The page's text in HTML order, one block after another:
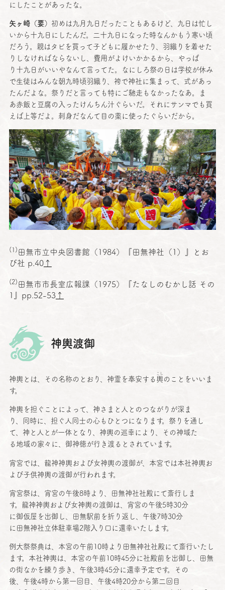
にしたことがあったな。
矢ヶ崎（要） 初めは 九月九日 だったこともあるけど、 九日 は忙し
いから 十九日 にしたんだ。 二十九日 になった時なんかもう寒い頃
だろう。親はタビを買って子どもに履かせたり、 羽織りを着せた
りしなければならないし、 費用 がよけいかかるから、やっぱ
り 十九日 がいいやなんて言ってた。なにしろ祭の日は学校 が休み
で生徒 はみんな朝九時頃羽織り、袴で神社 に集まって、式があっ
たんだよな。祭りだと言っても特にご馳走 もなかったなあ。ま
あ赤飯 と 豆腐 の入ったけんちん汁ぐらいだ。それにサンマでも買
えば 上等 だよ。 刺身だなんて目の薬に使ったぐらいだから。
(1) 田無市立中央図書館 （1984）『 田無神社 （1）』とお
び社 p.40↑
(2) 田無市市長室広報課 （1975）『たなしのむかし話 その
1』pp.52-53↑
神輿渡御
神輿とは、その名称のとおり、 神霊 を奉安する 輿
こし
のことをいいま
す。
神輿を担ぐことによって、神さまと人とのつながりが深ま
り、 同時に、担ぐ 人同士 の心もひとつになります。祭りを通し
て、神と人とが一体となり、 神輿の巡幸 により、その神域た
る 地域の家々に、 御神徳 が行き渡るとされています。
宵宮 では、 龍神神輿および女神輿の渡御 が、 本宮 では本社神輿お
よび子供神輿の渡御 が行われます。
宵宮祭は、 宵宮 の午後8時より、 田無神社社殿にて斎行 しま
す。 龍神神輿および女神輿の渡御 は、 宵宮 の午後5時30分
に御仮屋 を 出御 し、 田無駅前 を折り返し、 午後7時30分
に 田無神社立体駐車場2 階入 り口に 還幸 いたします。
例大祭祭典 は、 本宮 の午前 10時より 田無神社社殿にて斎行 いたし
ます。 本社神輿は、 本宮 の午前 10時45分に 社殿前 を 出御 し、
田無
の街なかを練り歩き、 午後3時45分に 還幸予定 です。その
後、 午後4時から 第一回目 午後4時20分から 第二回目